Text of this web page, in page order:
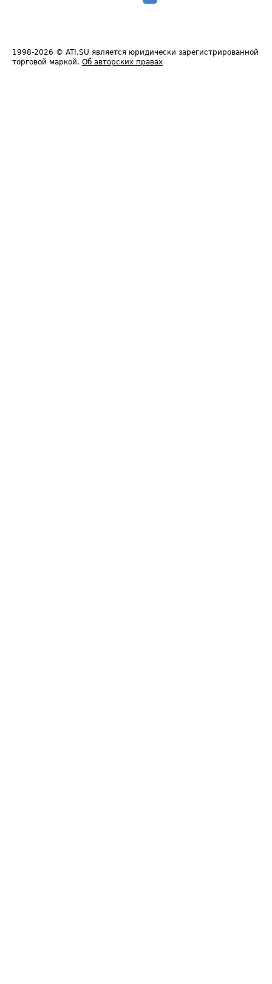
1998-2026 © ATI.SU является юридически зарегистрированной
торговой маркой. Об авторских правах